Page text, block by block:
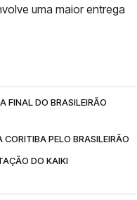
uma maior entrega
FINAL DO BRASILEIRÃO
PELO BRASILEIRÃO
DO KAIKI